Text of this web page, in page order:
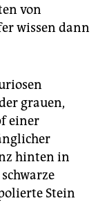
von
wissen dann
grauen,
einer
hinten in
Stein